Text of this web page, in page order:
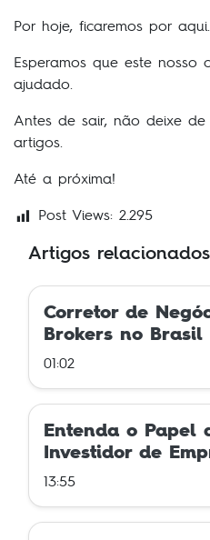
Por hoje, ficaremos por aqui.
Esperamos que este nosso
ajudado.
Antes de sair, não deixe
artigos.
Até a próxima!
Post Views: 2.295
Artigos
Corretor de
Brokers no Brasil
01:02
Entenda o Papel
Investidor de
13:55